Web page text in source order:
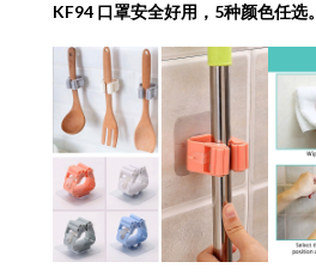
KF94 口罩安全好用，5种颜色任选。